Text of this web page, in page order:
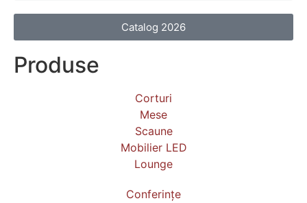
Catalog 2026
Produse
Corturi
Mese
Scaune
Mobilier LED
Lounge
Conferințe